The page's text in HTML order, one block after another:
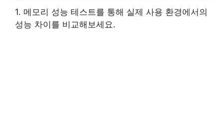
1. 메모리 성능 테스트를 통해 실제 사용 환경에서의
성능 차이를 비교해보세요.